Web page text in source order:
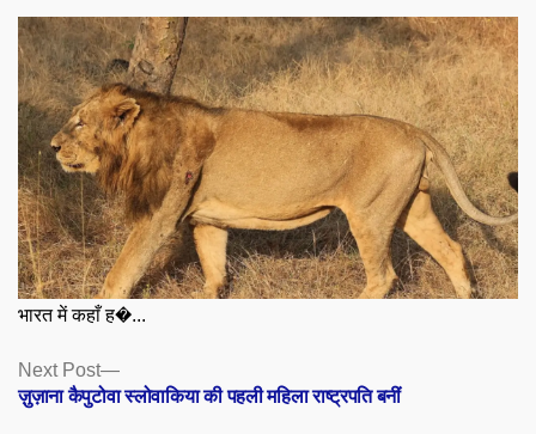
भारत में कहाँ ह�...
Posts
navigation
Next Post
Next
post:
ज़ुज़ाना कैपुटोवा स्लोवाकिया की पहली महिला राष्ट्रपति बनीं